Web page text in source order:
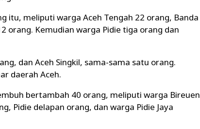
itu, meliputi warga Aceh Tengah 22 orang, Banda
orang. Kemudian warga Pidie tiga orang dan
dan Aceh Singkil, sama-sama satu orang.
daerah Aceh.
bertambah 40 orang, meliputi warga Bireuen
Pidie delapan orang, dan warga Pidie Jaya